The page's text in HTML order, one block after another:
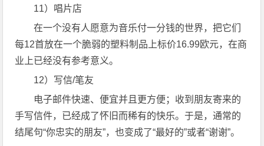
11）唱片店
在一个没有人愿意为音乐付一分钱的世界，把它们
每12首放在一个脆弱的塑料制品上标价16.99欧元，在商
业上已经没有参考意义。
12）写信/笔友
电子邮件快速、便宜并且更方便；收到朋友寄来的
手写信件，已经成了怀旧而稀有的快乐。于是，通常的
结尾句“你忠实的朋友”，也变成了“最好的”或者“谢谢”。